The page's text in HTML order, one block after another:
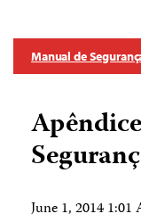
Manual de
June 1, 2014